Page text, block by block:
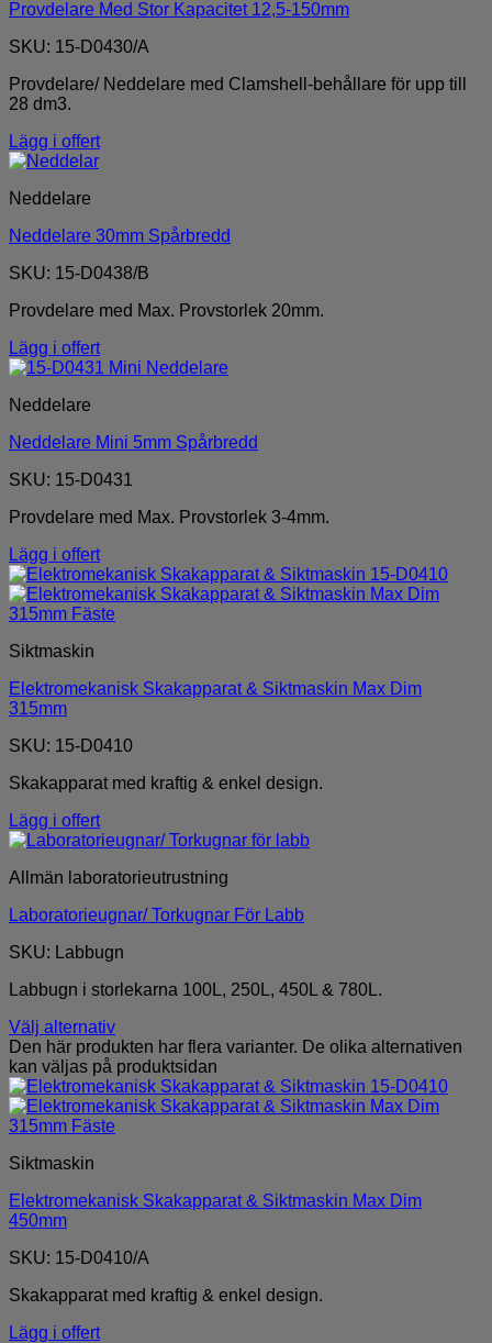
Provdelare Med Stor Kapacitet 12,5-150mm
SKU: 15-D0430/A
Provdelare/ Neddelare med Clamshell-behållare för upp till
28 dm3.
Lägg i offert
Neddelare
Neddelare 30mm Spårbredd
SKU: 15-D0438/B
Provdelare med Max. Provstorlek 20mm.
Lägg i offert
Neddelare
Neddelare Mini 5mm Spårbredd
SKU: 15-D0431
Provdelare med Max. Provstorlek 3-4mm.
Lägg i offert
Siktmaskin
Elektromekanisk Skakapparat & Siktmaskin Max Dim
315mm
SKU: 15-D0410
Skakapparat med kraftig & enkel design.
Lägg i offert
Allmän laboratorieutrustning
Laboratorieugnar/ Torkugnar För Labb
SKU: Labbugn
Labbugn i storlekarna 100L, 250L, 450L & 780L.
Välj alternativ
Den här produkten har flera varianter. De olika alternativen
kan väljas på produktsidan
Siktmaskin
Elektromekanisk Skakapparat & Siktmaskin Max Dim
450mm
SKU: 15-D0410/A
Skakapparat med kraftig & enkel design.
Lägg i offert